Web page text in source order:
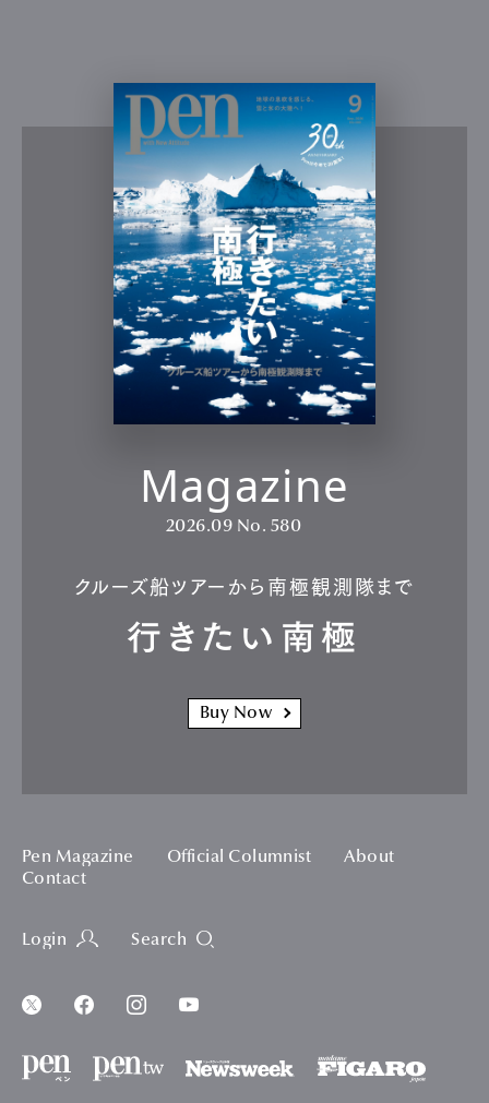
Magazine
2026.09 No. 580
クルーズ船ツアーから南極観測隊まで
行きたい南極
Buy Now
Pen Magazine Official Columnist
About
Contact
Login Search